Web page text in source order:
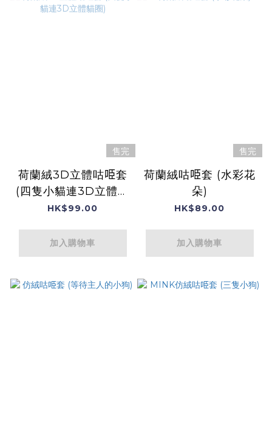
售完
荷蘭絨3D立體咕𠱸套
(四隻小貓連3D立體貓
圈)
HK$99.00
加入購物車
售完
荷蘭絨咕𠱸套 (水彩花
朵)
HK$89.00
加入購物車